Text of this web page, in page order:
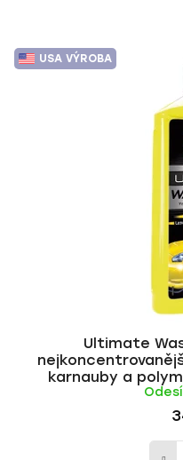
USA VÝROBA
Ultimate
karnauby a